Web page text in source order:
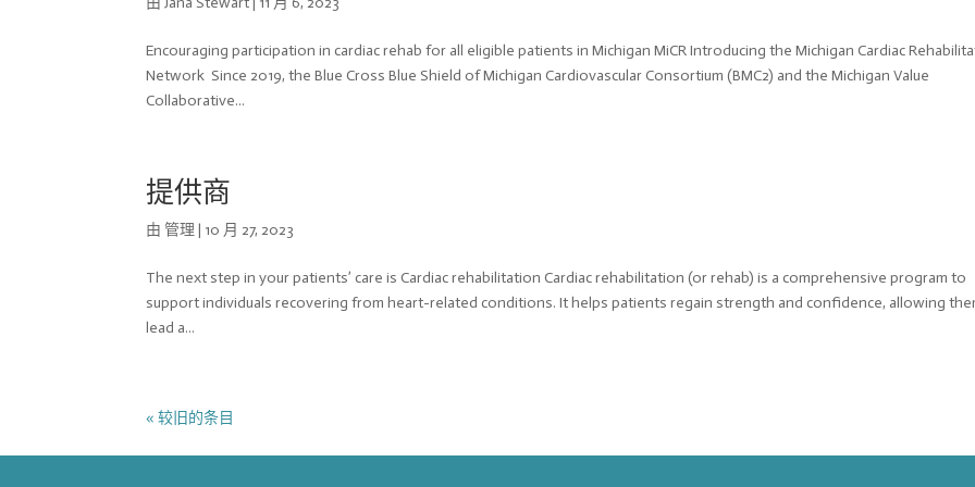
Encouraging participation in cardiac rehab for all eligible patients in Michigan MiCR Introducing the Michigan Cardiac
Network Since 2019, the Blue Cross Blue Shield of Michigan Cardiovascular Consortium (BMC2) and the Michigan Value
Collaborative...
提供商
由管理 | 10 月 27, 2023
The next step in your patients’ care is Cardiac rehabilitation Cardiac rehabilitation (or rehab) is a comprehensive program to
support individuals recovering from heart-related conditions. It helps patients regain strength and confidence, allowing
lead a...
« 较旧的条目